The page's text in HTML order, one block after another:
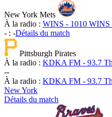
New York Mets
À la radio : WINS - 1010
- : -Détails du match
Pittsburgh Pirates
À la radio : KDKA FM - 93.7
--
À la radio : KDKA FM - 93.7
New York
Détails du match